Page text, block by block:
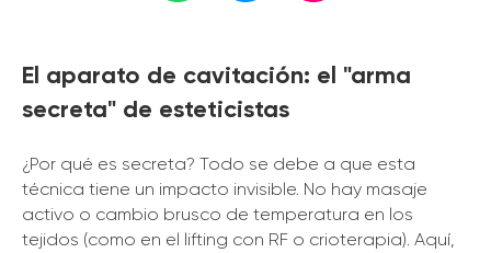
El aparato de cavitación: el "arma
secreta" de esteticistas
¿Por qué es secreta? Todo se debe a que esta
técnica tiene un impacto invisible. No hay masaje
activo o cambio brusco de temperatura en los
tejidos (como en el lifting con RF o crioterapia). Aquí,